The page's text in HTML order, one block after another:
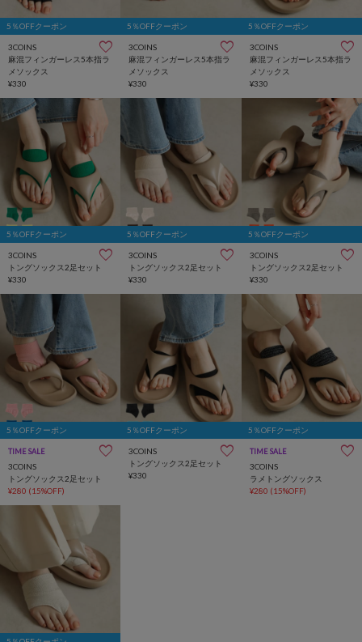
5％OFFクーポン
3COINS
麻混フィンガーレス5本指ラ
メソックス
¥330
5％OFFクーポン
3COINS
麻混フィンガーレス5本指ラ
メソックス
¥330
5％OFFクーポン
3COINS
麻混フィンガーレス5本指ラ
メソックス
¥330
5％OFFクーポン
3COINS
トングソックス2足セット
¥330
5％OFFクーポン
3COINS
トングソックス2足セット
¥330
5％OFFクーポン
3COINS
トングソックス2足セット
¥330
5％OFFクーポン
TIME SALE
3COINS
トングソックス2足セット
¥280 (15%OFF)
5％OFFクーポン
3COINS
トングソックス2足セット
¥330
5％OFFクーポン
TIME SALE
3COINS
ラメトングソックス
¥280 (15%OFF)